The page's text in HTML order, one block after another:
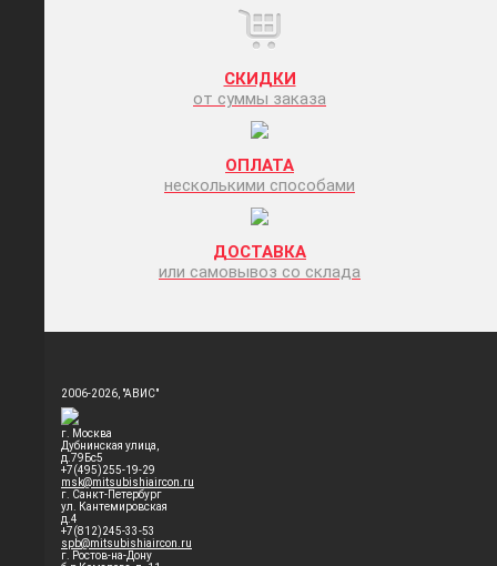
СКИДКИ
от суммы заказа
ОПЛАТА
несколькими способами
ДОСТАВКА
или самовывоз со склада
2006-2026, "АВИС"
г. Москва
Дубнинская улица,
д.79Бс5
+7(495)255-19-29
msk@mitsubishiaircon.ru
г. Санкт-Петербург
ул. Кантемировская
д.4
+7(812)245-33-53
spb@mitsubishiaircon.ru
г. Ростов-на-Дону